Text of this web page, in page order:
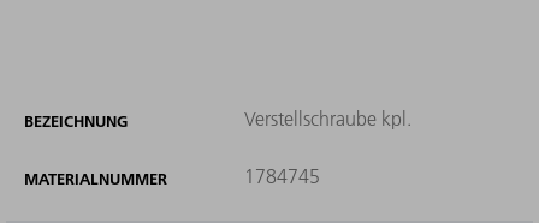
BEZEICHNUNG Verstellschraube kpl.
MATERIALNUMMER 1784745